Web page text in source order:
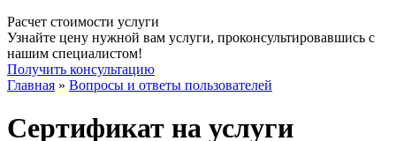
Расчет стоимости услуги
Узнайте цену нужной вам услуги, проконсультировавшись с
нашим специалистом!
Получить консультацию
Главная » Вопросы и ответы пользователей
Сертификат на услуги